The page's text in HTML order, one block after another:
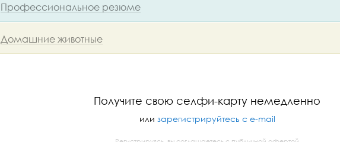
Профессиональное резюме
Домашние животные
Получите свою селфи-карту немедленно
или зарегистрируйтесь с e-mail